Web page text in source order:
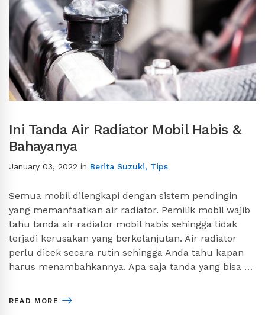
Ini Tanda Air Radiator Mobil Habis &
Bahayanya
January 03, 2022 in Berita Suzuki, Tips
Semua mobil dilengkapi dengan sistem pendingin
yang memanfaatkan air radiator. Pemilik mobil wajib
tahu tanda air radiator mobil habis sehingga tidak
terjadi kerusakan yang berkelanjutan. Air radiator
perlu dicek secara rutin sehingga Anda tahu kapan
harus menambahkannya. Apa saja tanda yang bisa …
READ MORE